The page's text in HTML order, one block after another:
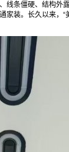
线条僵硬、结构外
装。长久以来，“